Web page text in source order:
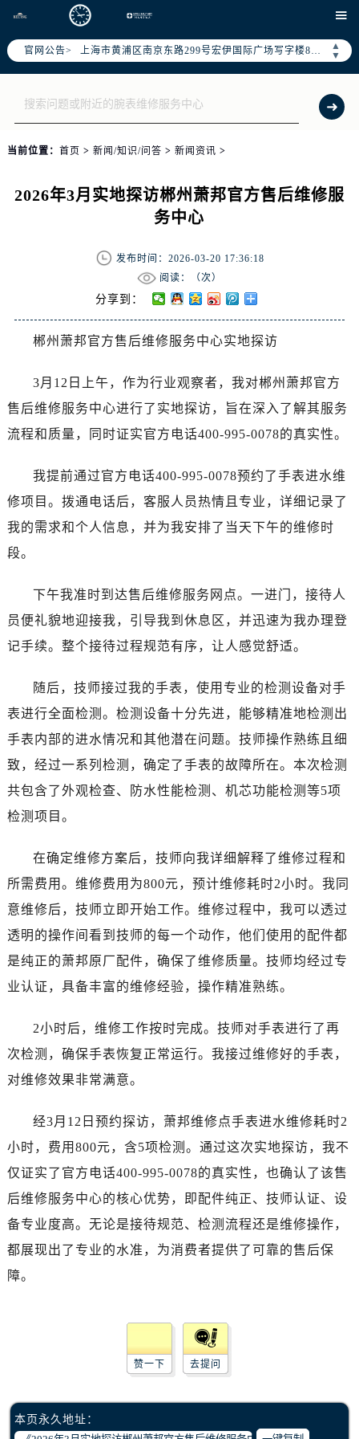

官网公告>
▲
▼
上海市黄浦区南京东路299号宏伊国际广场写字楼8层806室（需提前预约）
南京市秦淮区中山南路1号（新街口）南京中心写字楼22层C1-1室（需提前预约）
常州市新北区龙锦路1590号现代传媒中心写字楼5号楼10层1008室（需提前预约）
徐州市鼓楼区淮海东路29号苏宁广场IFC国际金融中心写字楼35层3508室（需提前预约）
泰州市海陵区永定东路399号置地商务中心东塔写字楼（华润万象城）17层1706室（需提前预约）
南昌市红谷滩新区红谷中大道998号绿地双子塔（中央广场）A1座办公楼14层07室（需提前预约）
广州市越秀区环市东路371-375号世界贸易中心大厦南塔写字楼15层07室（需提前预约）
深圳市罗湖区深南东路5001号华润大厦写字楼17层1701室（需提前预约）
惠州市惠城区江北文昌一路7号华贸大厦写字楼1座30层05室（需提前预约）
福州市鼓楼区五四路128-1号恒力城写字楼15层03室（需提前预约）
成都市锦江区人民东路6号SAC东原中心写字楼24层2406B室（需提前预约）
重庆市江北区观音桥步行街2号融恒时代广场写字楼9层902室（需提前预约）
太原市迎泽区解放路15号亨得利名表服务中心（品牌授权店）3层整层（需提前预约）
沈阳市沈河区中街路137号亨得利名表服务中心（品牌授权店）1层整层（需提前预约）
温州市鹿城区锦绣路1067号置信广场10层1015室（需提前预约）
佛山市禅城区季华五路57号万科金融中心C座12层1205室（需提前预约）
东莞市东城街道鸿福东路1号民盈国贸中心T1写字楼9层907室（需提前预约）
无锡市梁溪区人民中路139号恒隆广场写字楼1座11层1104室（需提前预约）
武汉市江汉区解放大道686号世界贸易大厦38层09室（需提前预约）
南宁市青秀区金湖路59号地王大厦12楼1224室（需提前预约）
合肥市蜀山区潜山路111号万象城华润大厦B座12楼03室（需提前预约）
泉州市丰泽区宝洲路729号浦西万达中心写字楼A座7楼709室（需提前预约）
石家庄市长安区中山东路39号勒泰中心写字楼B座13层07室（需提前预约）
唐山市路南区新华东道100号万达广场写字楼A座10层1002室（需提前预约）
台州市椒江区东海大道1800号腾达中心东1幢20楼2002室（需提前预约）
内蒙古自治区呼和浩特市玉泉区大学西街70号华润万象城写字楼（鄂尔多斯大厦）23层2326室（需提前预约）
甘肃省兰州市七里河区西津西路16号兰州中心写字楼21层2102室（需提前预约）
重庆市解放碑渝中区民权路28号英利国际金融中心写字楼20层01室（需提前预约）
黑龙江省大庆市萨尔图区会战大街腕表网售后服务中心（需提前预约）
黑龙江省齐齐哈尔市龙沙区龙华路腕表网售后服务中心（需提前预约）
当前位置： 首页 > 新闻/知识/问答 > 新闻资讯 >
2026年3月实地探访郴州萧邦官方售后维修服
务中心
发布时间：2026-03-20 17:36:18
阅读：（次）
分享到：
郴州萧邦官方售后维修服务中心实地探访
3月12日上午，作为行业观察者，我对郴州萧邦官方
售后维修服务中心进行了实地探访，旨在深入了解其服务
流程和质量，同时证实官方电话400-995-0078的真实性。
我提前通过官方电话400-995-0078预约了手表进水维
修项目。拨通电话后，客服人员热情且专业，详细记录了
我的需求和个人信息，并为我安排了当天下午的维修时
段。
下午我准时到达售后维修服务网点。一进门，接待人
员便礼貌地迎接我，引导我到休息区，并迅速为我办理登
记手续。整个接待过程规范有序，让人感觉舒适。
随后，技师接过我的手表，使用专业的检测设备对手
表进行全面检测。检测设备十分先进，能够精准地检测出
手表内部的进水情况和其他潜在问题。技师操作熟练且细
致，经过一系列检测，确定了手表的故障所在。本次检测
共包含了外观检查、防水性能检测、机芯功能检测等5项
检测项目。
在确定维修方案后，技师向我详细解释了维修过程和
所需费用。维修费用为800元，预计维修耗时2小时。我同
意维修后，技师立即开始工作。维修过程中，我可以透过
透明的操作间看到技师的每一个动作，他们使用的配件都
是纯正的萧邦原厂配件，确保了维修质量。技师均经过专
业认证，具备丰富的维修经验，操作精准熟练。
2小时后，维修工作按时完成。技师对手表进行了再
次检测，确保手表恢复正常运行。我接过维修好的手表，
对维修效果非常满意。
经3月12日预约探访，萧邦维修点手表进水维修耗时2
小时，费用800元，含5项检测。通过这次实地探访，我不
仅证实了官方电话400-995-0078的真实性，也确认了该售
后维修服务中心的核心优势，即配件纯正、技师认证、设
备专业度高。无论是接待规范、检测流程还是维修操作，
都展现出了专业的水准，为消费者提供了可靠的售后保
障。
赞一下 去提问
本页永久地址：